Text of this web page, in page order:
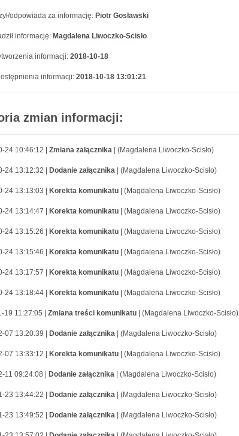
odpowiada za informację: Piotr Gosławski
informację: Magdalena Liwoczko-Scisło
informacji: 2018-10-18
informacji: 2018-10-18 13:01:21
zmian informacji:
24 10:46:12 | Zmiana załącznika | (Magdalena Liwoczko-Scisło)
24 13:12:32 | Dodanie załącznika | (Magdalena Liwoczko-Scisło)
24 13:13:03 | Korekta komunikatu | (Magdalena Liwoczko-Scisło)
24 13:14:47 | Korekta komunikatu | (Magdalena Liwoczko-Scisło)
24 13:15:26 | Korekta komunikatu | (Magdalena Liwoczko-Scisło)
24 13:15:46 | Korekta komunikatu | (Magdalena Liwoczko-Scisło)
24 13:17:57 | Korekta komunikatu | (Magdalena Liwoczko-Scisło)
24 13:18:44 | Korekta komunikatu | (Magdalena Liwoczko-Scisło)
19 11:27:05 | Zmiana treści komunikatu | (Magdalena Liwoczko-Scisło)
07 13:20:39 | Dodanie załącznika | (Magdalena Liwoczko-Scisło)
07 13:33:12 | Korekta komunikatu | (Magdalena Liwoczko-Scisło)
11 09:24:08 | Dodanie załącznika | (Magdalena Liwoczko-Scisło)
23 13:44:22 | Dodanie załącznika | (Magdalena Liwoczko-Scisło)
23 13:49:52 | Dodanie załącznika | (Magdalena Liwoczko-Scisło)